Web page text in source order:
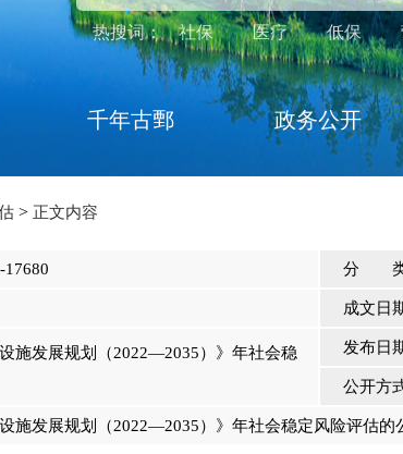
热搜词： 社保 医疗 低保
千年古鄄 政务公开
> 正文内容
17680 分 类
成文日
施发展规划（2022—2035）》年社会稳
发布日
公开方
施发展规划（2022—2035）》年社会稳定风险评估的